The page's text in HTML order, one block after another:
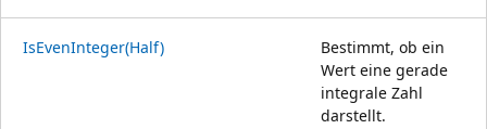
IsEvenInteger(Half)
Bestimmt, ob ein
Wert eine gerade
integrale Zahl
darstellt.